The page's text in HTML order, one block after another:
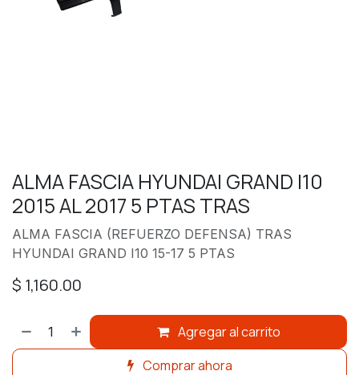
ALMA FASCIA HYUNDAI GRAND I10
2015 AL 2017 5 PTAS TRAS
ALMA FASCIA (REFUERZO DEFENSA) TRAS
HYUNDAI GRAND I10 15-17 5 PTAS
$ 1,160.00
Agregar al carrito
Comprar ahora